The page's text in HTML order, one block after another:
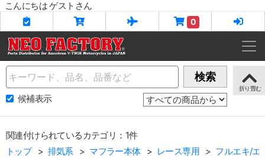
こんにちは ゲストさん
0
Name 検索
候補表示
関連付けられているカテゴリ：1件
トップ
排気系 マフラー本体 レース専用 フルエキ/エ